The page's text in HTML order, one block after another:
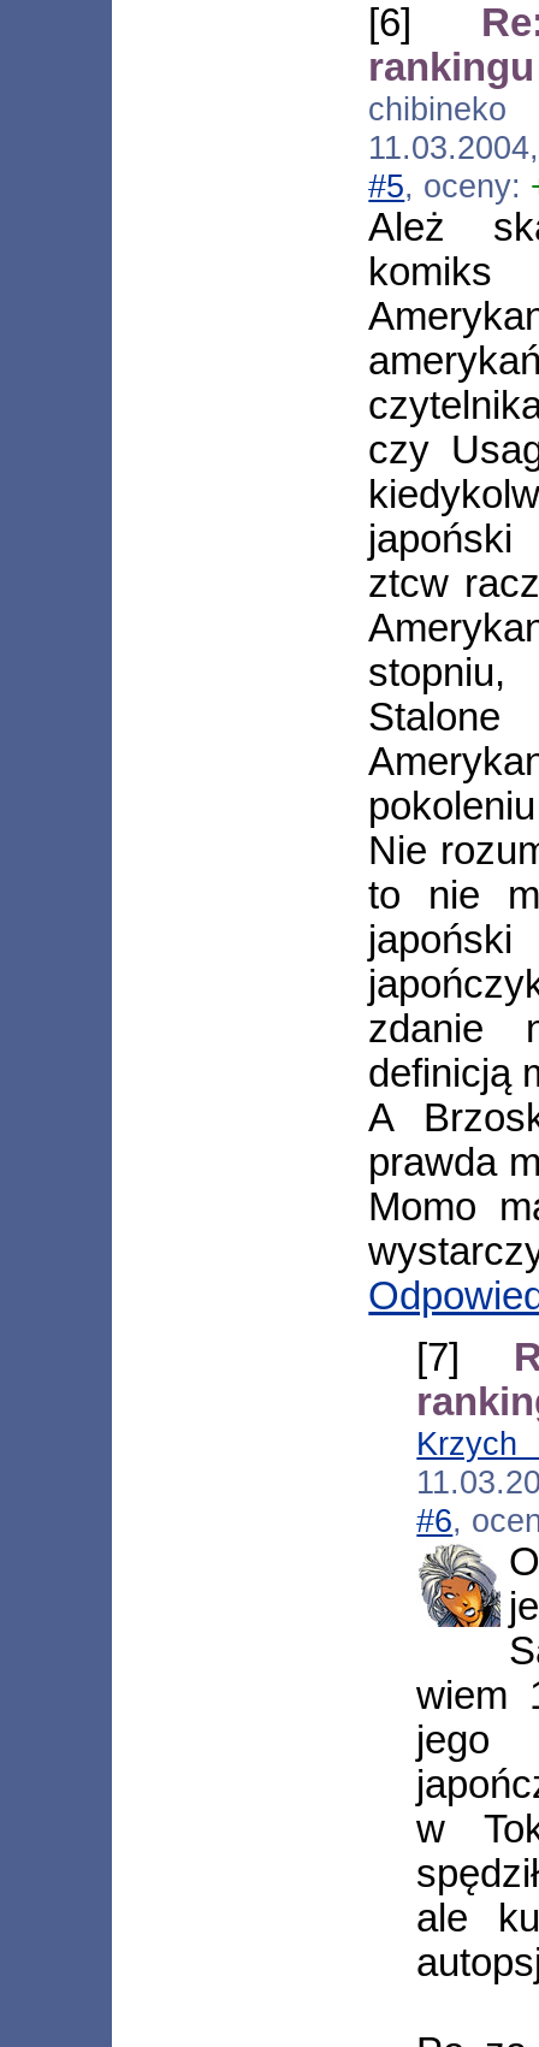
[6]
#5, oceny:
Ależ
czy
ztcw
Nie
to nie
zdanie
definicją
A
prawda
Momo
[7]
#6,
wiem
w
ale